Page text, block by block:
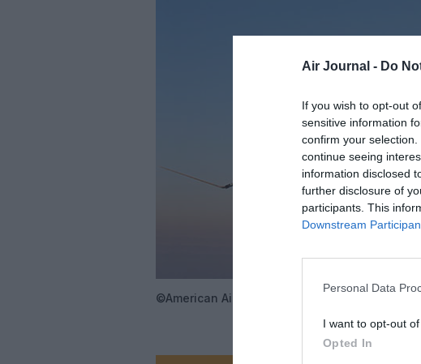
Air Journal - Do
If you wish to opt-out
sensitive information
confirm your
continue seeing
information disclosed
further disclosure of
participants. This
Downstream
Personal Data
I want to opt-out
Opted In
©American Airlines